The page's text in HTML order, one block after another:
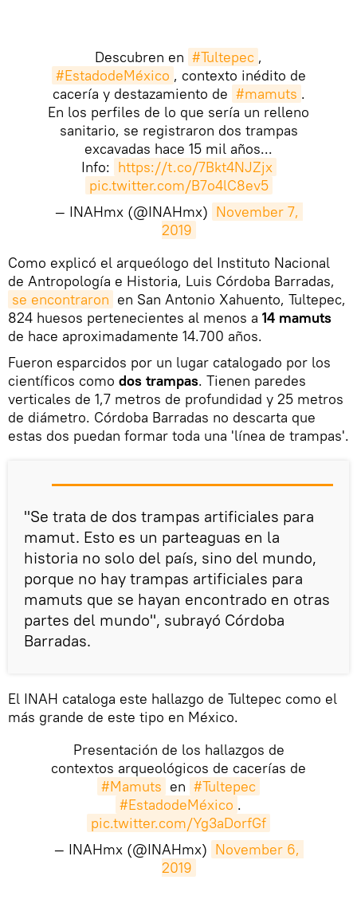
Descubren en #Tultepec ,
#EstadodeMéxico , contexto inédito de
cacería y destazamiento de #mamuts .
En los perfiles de lo que sería un relleno
sanitario, se registraron dos trampas
excavadas hace 15 mil años...
Info: https://t.co/7Bkt4NJZjx
pic.twitter.com/B7o4lC8ev5
— INAHmx (@INAHmx) November 7,
2019
​Como explicó el arqueólogo del Instituto Nacional
de Antropología e Historia, Luis Córdoba Barradas,
se encontraron en San Antonio Xahuento, Tultepec,
824 huesos pertenecientes al menos a 14 mamuts
de hace aproximadamente 14.700 años.
Fueron esparcidos por un lugar catalogado por los
científicos como dos trampas. Tienen paredes
verticales de 1,7 metros de profundidad y 25 metros
de diámetro. Córdoba Barradas no descarta que
estas dos puedan formar toda una 'línea de trampas'.
"Se trata de dos trampas artificiales para
mamut. Esto es un parteaguas en la
historia no solo del país, sino del mundo,
porque no hay trampas artificiales para
mamuts que se hayan encontrado en otras
partes del mundo", subrayó Córdoba
Barradas.
El INAH cataloga este hallazgo de Tultepec como el
más grande de este tipo en México.
Presentación de los hallazgos de
contextos arqueológicos de cacerías de
#Mamuts en #Tultepec
#EstadodeMéxico .
pic.twitter.com/Yg3aDorfGf
— INAHmx (@INAHmx) November 6,
2019